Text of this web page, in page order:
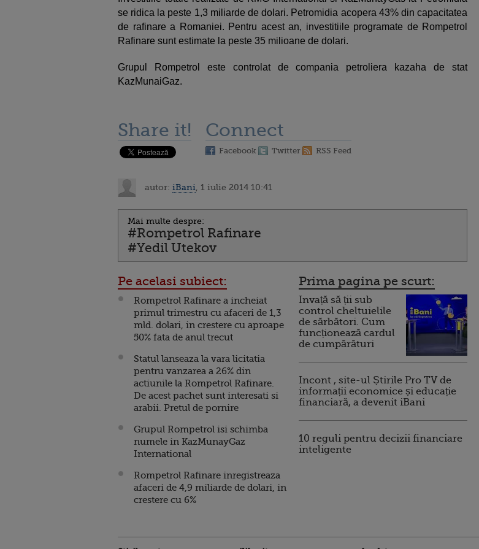
se ridica la peste 1,3 miliarde de dolari. Petromidia acopera 43% din capacitatea
de rafinare a Romaniei. Pentru acest an, investitiile programate de Rompetrol
Rafinare sunt estimate la peste 35 milioane de dolari.
Grupul Rompetrol este controlat de compania petroliera kazaha de stat
KazMunaiGaz.
Share it! Connect
Facebook Twitter RSS Feed
autor: iBani , 1 iulie 2014 10:41
Mai multe despre:
#Rompetrol Rafinare
#Yedil Utekov
Pe acelasi subiect:
Rompetrol Rafinare a incheiat
primul trimestru cu afaceri de 1,3
mld. dolari, in crestere cu aproape
50% fata de anul trecut
Statul lanseaza la vara licitatia
pentru vanzarea a 26% din
actiunile la Rompetrol Rafinare.
De acest pachet sunt interesati si
arabii. Pretul de pornire
Grupul Rompetrol isi schimba
numele in KazMunayGaz
International
Rompetrol Rafinare inregistreaza
afaceri de 4,9 miliarde de dolari, in
crestere cu 6%
Prima pagina pe scurt:
Invață să ții sub
control cheltuielile
de sărbători. Cum
funcționează cardul
de cumpărături
Incont , site-ul Știrile Pro TV de
informații economice și educație
financiară, a devenit iBani
10 reguli pentru decizii financiare
inteligente